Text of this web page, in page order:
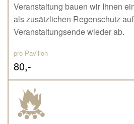
Veranstaltung bauen wir Ihnen
als zusätzlichen Regenschutz
Veranstaltungsende wieder ab.
pro Pavillon
80,-